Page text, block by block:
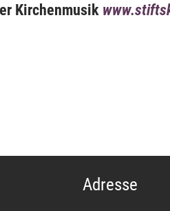
Kirchenmusik
Adresse